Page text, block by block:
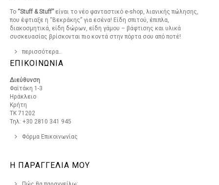
Το “Stuff & Stuff”είναι το νέο φανταστικό e-shop, λιανικής πώλησης,
που έφτιαξε η “Βεκράκης” για εσένα! Είδη σπιτού, έπιπλα,
διακοσμητικά, είδη δώρων, είδη γάμου – βάφτισης και υλικά
συσκευασίας βρίσκονται πιο κοντά στην πόρτα σου από ποτέ!
περισσότερα..
ΕΠΙΚΟΙΝΩΝΙΑ
Διεύθυνση
Φαϊτάκη 1-3
Ηράκλειο
Κρήτη
ΤΚ 71202
Τηλ: +30 2810 341 945
Φόρμα Επικοινωνίας
Η ΠΑΡΑΓΓΕΛΙΑ ΜΟΥ